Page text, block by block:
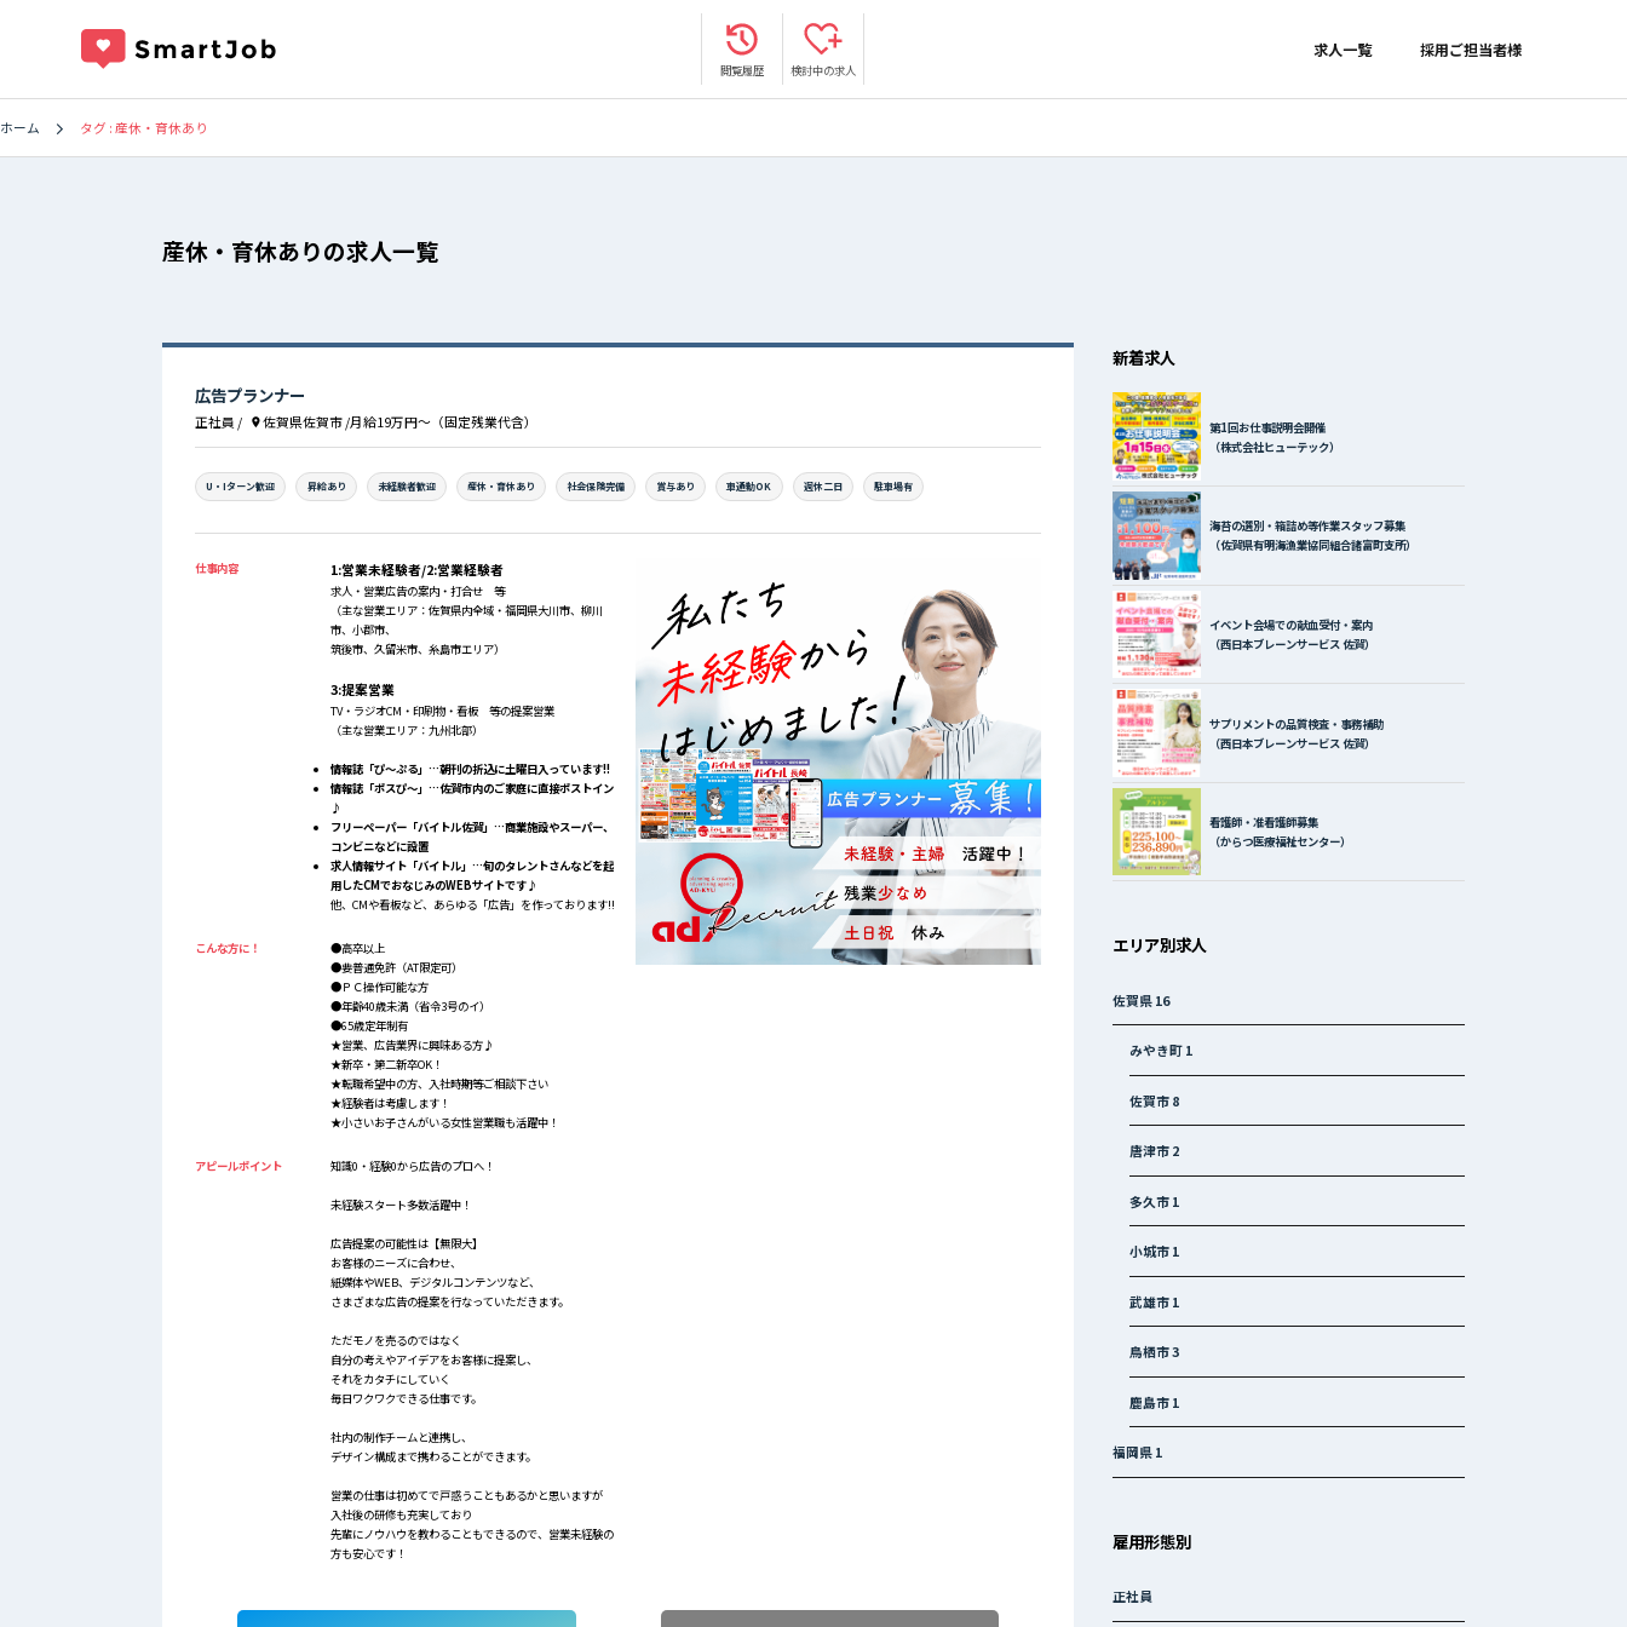
閲覧履歴 検討中の求人
求人一覧 採用ご担当者様
ホーム タグ : 産休・育休あり
産休・育休ありの求人一覧
広告プランナー
正社員 / 佐賀県佐賀市/月給19万円〜（固定残業代含）
U・Iターン歓迎 昇給あり 未経験者歓迎 産休・育休あり 社会保険完備 賞与あり 車通勤OK 週休二日 駐車場有
仕事内容 1:営業未経験者/2:営業経験者
求人・営業広告の案内・打合せ 等
（主な営業エリア：佐賀県内全域・福岡県大川市、柳川
市、小郡市、
筑後市、久留米市、糸島市エリア）
3:提案営業
TV・ラジオCM・印刷物・看板 等の提案営業
（主な営業エリア：九州北部）
情報誌「ぴ～ぷる」…朝刊の折込に土曜日入っています!!
情報誌「ポスぴ～」…佐賀市内のご家庭に直接ポストイン
♪
フリーペーパー「バイトル佐賀」…商業施設やスーパー、
コンビニなどに設置
求人情報サイト「バイトル」…旬のタレントさんなどを起
用したCMでおなじみのWEBサイトです♪
他、CMや看板など、あらゆる「広告」を作っております!!
こんな方に！
●高卒以上
●要普通免許（AT限定可）
●ＰＣ操作可能な方
●年齢40歳未満（省令3号のイ）
●65歳定年制有
★営業、広告業界に興味ある方♪
★新卒・第二新卒OK！
★転職希望中の方、入社時期等ご相談下さい
★経験者は考慮します！
★小さいお子さんがいる女性営業職も活躍中！
アピールポイント 知識0・経験0から広告のプロへ！
未経験スタート多数活躍中！
広告提案の可能性は【無限大】
お客様のニーズに合わせ、
紙媒体やWEB、デジタルコンテンツなど、
さまざまな広告の提案を行なっていただきます。
ただモノを売るのではなく
自分の考えやアイデアをお客様に提案し、
それをカタチにしていく
毎日ワクワクできる仕事です。
社内の制作チームと連携し、
デザイン構成まで携わることができます。
営業の仕事は初めてで戸惑うこともあるかと思いますが
入社後の研修も充実しており
先輩にノウハウを教わることもできるので、営業未経験の
方も安心です！
新着求人
第1回お仕事説明会開催
（株式会社ヒューテック）
海苔の選別・箱詰め等作業スタッフ募集
（佐賀県有明海漁業協同組合諸富町支所）
イベント会場での献血受付・案内
（西日本ブレーンサービス 佐賀）
サプリメントの品質検査・事務補助
（西日本ブレーンサービス 佐賀）
看護師・准看護師募集
（からつ医療福祉センター）
エリア別求人
佐賀県 16
みやき町 1
佐賀市 8
唐津市 2
多久市 1
小城市 1
武雄市 1
鳥栖市3
鹿島市 1
福岡県 1
雇用形態別
正社員